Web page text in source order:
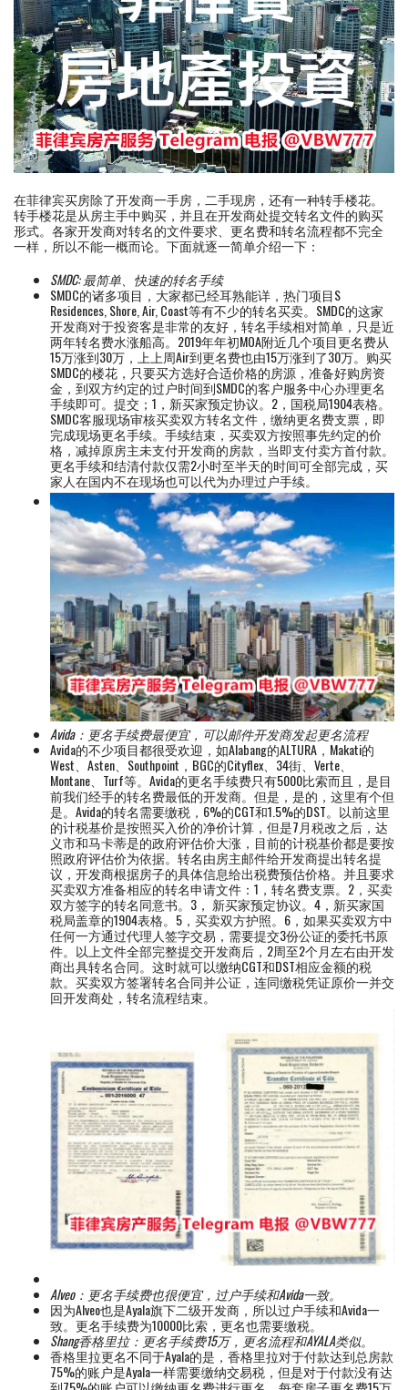
在菲律宾买房除了开发商一手房，二手现房，还有一种转手楼花。
转手楼花是从房主手中购买，并且在开发商处提交转名文件的购买
形式。各家开发商对转名的文件要求、更名费和转名流程都不完全
一样，所以不能一概而论。下面就逐一简单介绍一下：
SMDC: 最简单、快速的转名手续
SMDC的诸多项目，大家都已经耳熟能详，热门项目S
Residences, Shore, Air, Coast等有不少的转名买卖。SMDC的这家
开发商对于投资客是非常的友好，转名手续相对简单，只是近
两年转名费水涨船高。2019年年初MOA附近几个项目更名费从
15万涨到30万，上上周Air到更名费也由15万涨到了30万。购买
SMDC的楼花，只要买方选好合适价格的房源，准备好购房资
金，到双方约定的过户时间到SMDC的客户服务中心办理更名
手续即可。提交；1，新买家预定协议。2，国税局1904表格。
SMDC客服现场审核买卖双方转名文件，缴纳更名费支票，即
完成现场更名手续。手续结束，买卖双方按照事先约定的价
格，减掉原房主未支付开发商的房款，当即支付卖方首付款。
更名手续和结清付款仅需2小时至半天的时间可全部完成，买
家人在国内不在现场也可以代为办理过户手续。
Avida： 更名手续费最便宜，可以邮件开发商发起更名流程
Avida的不少项目都很受欢迎，如Alabang的ALTURA，Makati的
West、Asten、Southpoint，BGC的Cityflex、34街、Verte、
Montane、Turf等。Avida的更名手续费只有5000比索而且，是目
前我们经手的转名费最低的开发商。但是，是的，这里有个但
是。Avida的转名需要缴税，6%的CGT和1.5%的DST。以前这里
的计税基价是按照买入价的净价计算，但是7月税改之后，达
义市和马卡蒂是的政府评估价大涨，目前的计税基价都是要按
照政府评估价为依据。转名由房主邮件给开发商提出转名提
议，开发商根据房子的具体信息给出税费预估价格。并且要求
买卖双方准备相应的转名申请文件：1，转名费支票。2，买卖
双方签字的转名同意书。3， 新买家预定协议。4，新买家国
税局盖章的1904表格。5，买卖双方护照。6，如果买卖双方中
任何一方通过代理人签字交易，需要提交3份公证的委托书原
件。以上文件全部完整提交开发商后，2周至2个月左右由开发
商出具转名合同。这时就可以缴纳CGT和DST相应金额的税
款。买卖双方签署转名合同并公证，连同缴税凭证原价一并交
回开发商处，转名流程结束。
Alveo： 更名手续费也很便宜，过户手续和Avida一致。
因为Alveo也是Ayala旗下二级开发商，所以过户手续和Avida一
致。更名手续费为10000比索，更名也需要缴税。
Shang香格里拉：更名手续费15万，更名流程和AYALA类似。
香格里拉更名不同于Ayala的是，香格里拉对于付款达到总房款
75%的账户是Ayala一样需要缴纳交易税，但是对于付款没有达